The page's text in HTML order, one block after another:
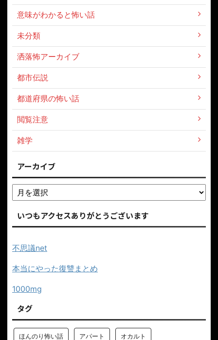
意味がわかると怖い話
未分類
洒落怖アーカイブ
都市伝説
都道府県の怖い話
閲覧注意
雑学
アーカイブ
いつもアクセスありがとうございます
不思議net
本当にやった復讐まとめ
1000mg
タグ
ほんのり怖い話 アパート オカルト